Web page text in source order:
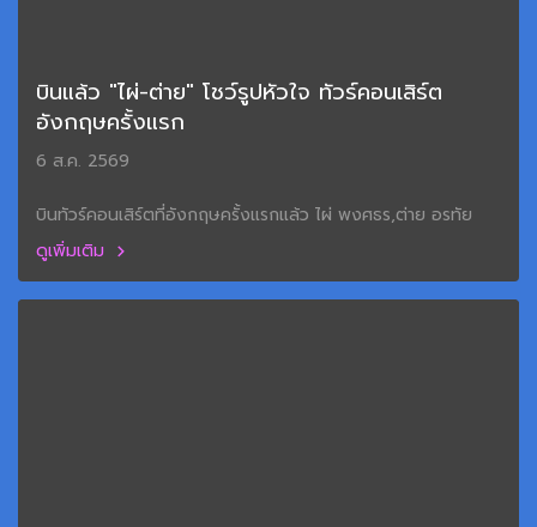
บินแล้ว "ไผ่-ต่าย" โชว์รูปหัวใจ ทัวร์คอนเสิร์ต
อังกฤษครั้งแรก
6 ส.ค. 2569
บินทัวร์คอนเสิร์ตที่อังกฤษครั้งแรกแล้ว ไผ่ พงศธร,ต่าย อรทัย
ดูเพิ่มเติม